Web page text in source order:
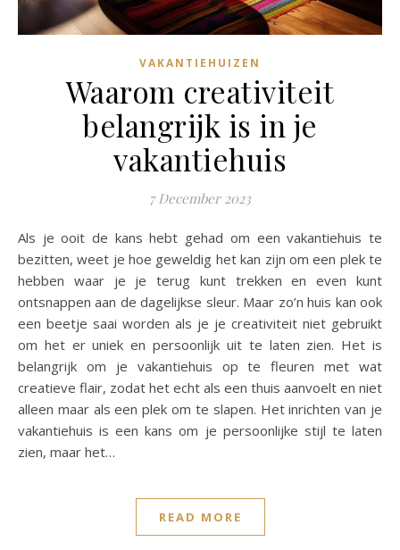
VAKANTIEHUIZEN
Waarom creativiteit
belangrijk is in je
vakantiehuis
7 December 2023
Als je ooit de kans hebt gehad om een vakantiehuis te
bezitten, weet je hoe geweldig het kan zijn om een plek te
hebben waar je je terug kunt trekken en even kunt
ontsnappen aan de dagelijkse sleur. Maar zo’n huis kan ook
een beetje saai worden als je je creativiteit niet gebruikt
om het er uniek en persoonlijk uit te laten zien. Het is
belangrijk om je vakantiehuis op te fleuren met wat
creatieve flair, zodat het echt als een thuis aanvoelt en niet
alleen maar als een plek om te slapen. Het inrichten van je
vakantiehuis is een kans om je persoonlijke stijl te laten
zien, maar het…
READ MORE